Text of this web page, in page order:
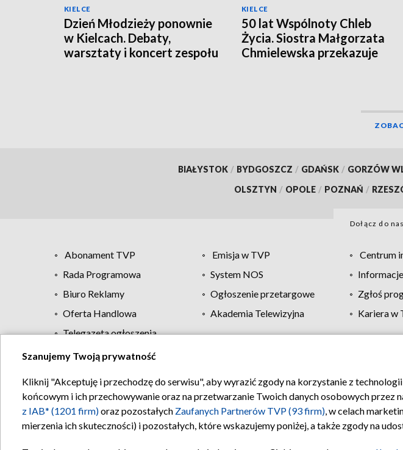
KIELCE
Dzień Młodzieży ponownie
w Kielcach. Debaty,
warsztaty i koncert zespołu
KIELCE
50 lat Wspólnoty Chleb
Życia. Siostra Małgorzata
Chmielewska przekazuje
BIAŁYSTOK / BYDGOSZCZ / GDAŃSK / GORZÓW
OLSZTYN / OPOLE / POZNAŃ /
Dołącz do
Abonament TVP Emisja w TVP Centrum
Rada Programowa
System NOS
Biuro Reklamy
Ogłoszenie przetargowe Zgłoś
Oferta Handlowa
Akademia Telewizyjna Kariera w
Telegazeta ogłoszenia
Regulamin TVP Polityka prywatności
Szanujemy Twoją prywatność
Kliknij "Akceptuję i przechodzę do serwisu", aby wyrazić zgody na korzystanie z
końcowym i ich przechowywanie oraz na przetwarzanie Twoich danych osobowych przez
z IAB* (1201 firm)oraz pozostałych Zaufanych Partnerów TVP (93 firm), w celach
mierzenia ich skuteczności) i pozostałych, które wskazujemy poniżej, a także zgody na